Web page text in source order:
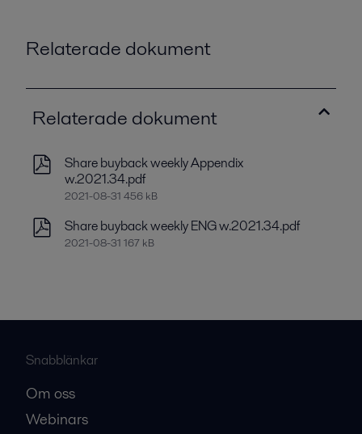
Relaterade dokument
Relaterade dokument
Share buyback weekly Appendix
w.2021.34.pdf
2021-08-31 456 kB
Share buyback weekly ENG w.2021.34.pdf
2021-08-31 167 kB
Snabblänkar
Om oss
Webinars